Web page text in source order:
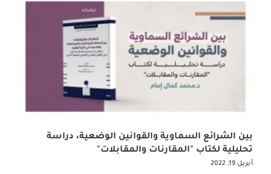
بين الشرائع السماوية والقوانين الوضعية، دراسة
تحليلية لكتاب "المقارنات والمقابلات"
أبريل 19, 2022